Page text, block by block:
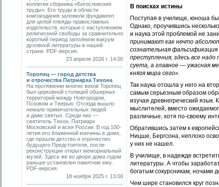
коллегии сборника «Богословские
труды». Его труды в области
книгоиздания заложили фундамент
для целой плеяды православных
издательств, которые с наступлением
религиозной свободы за сравнительно
короткий период заполнили вакуум
духовной литературы в нашей
стране. PDF-версия.
23 апреля 2026 г. 14:00
Торопец — город детства
и отрочества Патриарха Тихона
На протяжении многих веков Торопец
был церковной столицей обширных
территорий между Новгородом,
Псковом и Тверью. Отсюда вышло
немало примечательных людей
и даже святых. Среди них —
святитель Тихон, Патриарх
Московский и всея России. В год 100-
летия его блаженной кончины в доме,
где прошли детство и отрочество
будущего Предстоятеля, после
реконструкции открыт мемориальный
музей. Здесь же во дворе дома годом
раньше установлен памятник ему.
PDF-версия.
18 ноября 2025 г. 13:00
В поисках истины
Поступая в училище, юноша
Однако, проучившись
и наука этой проблемой не
принимают как нечто
сознательная
преступления, здесь все
суета, а главное — ужасная
князя мира сего».
Так наука отошла у него на
самым серьезным образом
изучая древнегреческий язык.
мыслителей, вместо
различные, хотя по-своему
Обратившись затем к
Ницше, Бергсона, неплохо
у них не нашел.
В училище, в надежде
литературы. А чтобы
богатым сокурсникам,
Чем шире становился круг